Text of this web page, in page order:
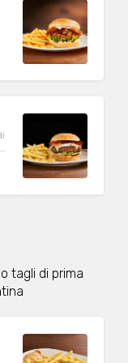
tagli di prima